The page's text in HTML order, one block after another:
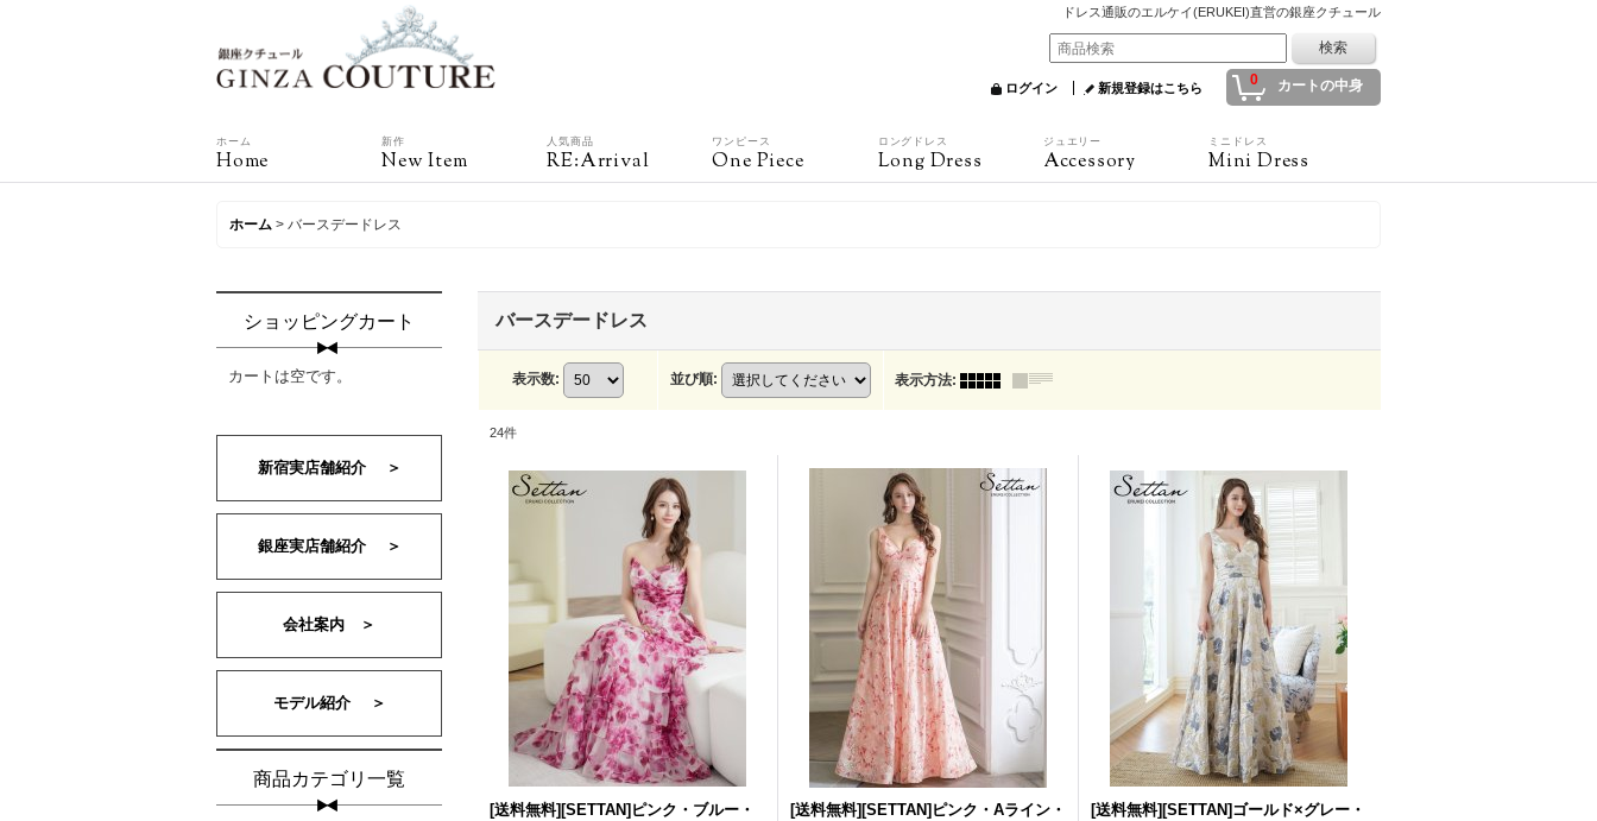
ドレス通販のエルケイ(ERUKEI)直営の銀座クチュール
0 カートの中身
ログイン 新規登録はこちら
ホーム
Home
新作
New Item
人気商品
RE:Arrival
ワンピース
One Piece
ロングドレス
Long Dress
ジュエリー
Accessory
ミニドレス
Mini Dress
ホーム > バースデードレス
ショッピングカート
カートは空です。
新宿実店舗紹介 ＞
銀座実店舗紹介 ＞
会社案内 ＞
モデル紹介 ＞
商品カテゴリ一覧
バースデードレス
表示数: 並び順: 表示方法:
24件
[送料無料][SETTAN]ピンク・ブルー・
[送料無料][SETTAN]ピンク・Aライン・
[送料無料][SETTAN]ゴールド×グレー・